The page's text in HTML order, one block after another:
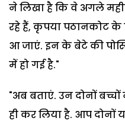
ने लिखा है कि वे अगले
रहे हैं, कृपया पठानकोट के
आ जाएं. इन के बेटे की
में हो गई है."
"अब बताएं. उन दोनों
ही कर लिया है. आप दोनों